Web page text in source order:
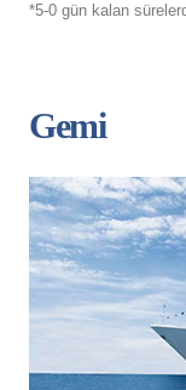
*5-0 gün kalan
Gemi